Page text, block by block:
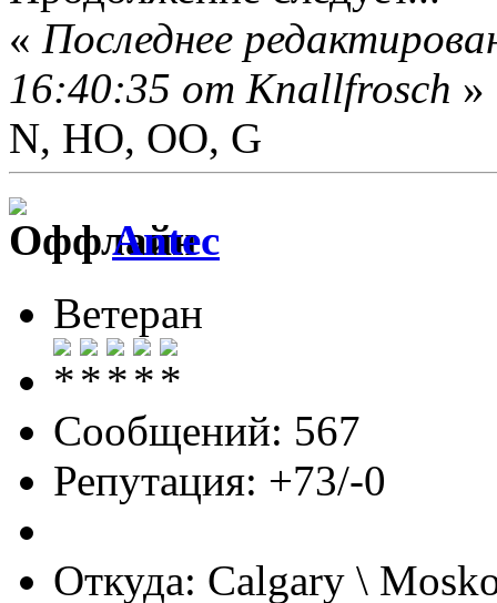
« Последнее
16:40:35 от Knallfrosch »
N, HO, OO, G
Antec
Ветеран
Сообщений: 567
Репутация: +73/-0
Откуда: Calgary \